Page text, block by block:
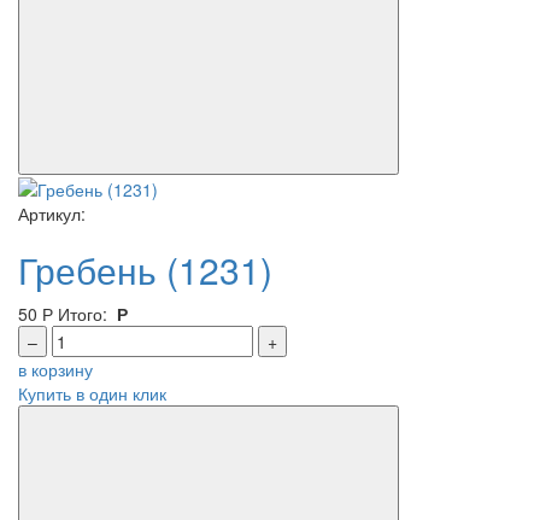
Артикул:
Гребень (1231)
50 Р Итого: Р
–
+
в корзину
Купить в один клик